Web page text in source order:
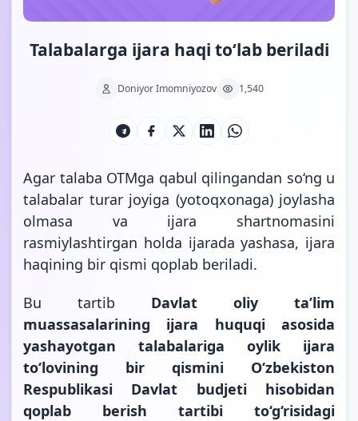
Talabalarga ijara haqi to‘lab beriladi
Doniyor Imomniyozov 1,540
Agar talaba OTMga qabul qilingandan so‘ng u
talabalar turar joyiga (yotoqxonaga) joylasha
olmasa va ijara shartnomasini
rasmiylashtirgan holda ijarada yashasa, ijara
haqining bir qismi qoplab beriladi.
Bu tartib Davlat oliy ta’lim
muassasalarining ijara huquqi asosida
yashayotgan talabalariga oylik ijara
to‘lovining bir qismini O‘zbekiston
Respublikasi Davlat budjeti hisobidan
qoplab berish tartibi to‘g‘risidagi